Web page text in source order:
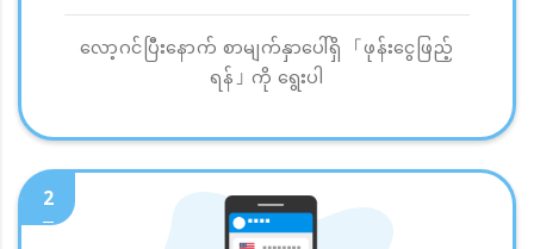
လော့ဂင်ပြီးနောက် စာမျက်နှာပေါ်ရှိ 「ဖုန်းငွေဖြည့်
ရန်」ကို ရွေးပါ
2